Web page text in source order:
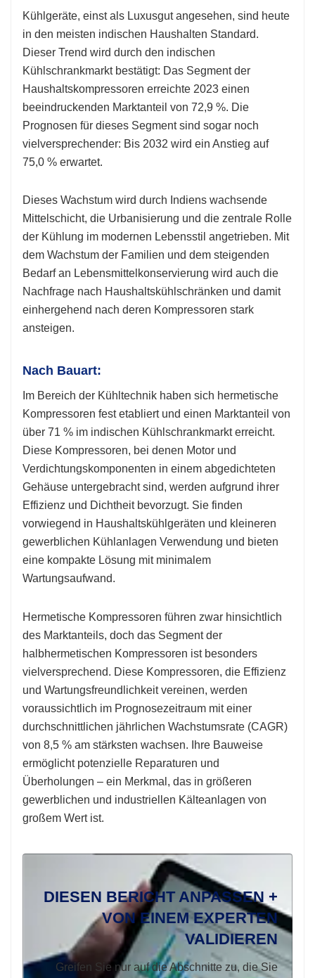
Kühlgeräte, einst als Luxusgut angesehen, sind heute
in den meisten indischen Haushalten Standard.
Dieser Trend wird durch den indischen
Kühlschrankmarkt bestätigt: Das Segment der
Haushaltskompressoren erreichte 2023 einen
beeindruckenden Marktanteil von 72,9 %. Die
Prognosen für dieses Segment sind sogar noch
vielversprechender: Bis 2032 wird ein Anstieg auf
75,0 % erwartet.
Dieses Wachstum wird durch Indiens wachsende
Mittelschicht, die Urbanisierung und die zentrale Rolle
der Kühlung im modernen Lebensstil angetrieben. Mit
dem Wachstum der Familien und dem steigenden
Bedarf an Lebensmittelkonservierung wird auch die
Nachfrage nach Haushaltskühlschränken und damit
einhergehend nach deren Kompressoren stark
ansteigen.
Nach Bauart:
Im Bereich der Kühltechnik haben sich hermetische
Kompressoren fest etabliert und einen Marktanteil von
über 71 % im indischen Kühlschrankmarkt erreicht.
Diese Kompressoren, bei denen Motor und
Verdichtungskomponenten in einem abgedichteten
Gehäuse untergebracht sind, werden aufgrund ihrer
Effizienz und Dichtheit bevorzugt. Sie finden
vorwiegend in Haushaltskühlgeräten und kleineren
gewerblichen Kühlanlagen Verwendung und bieten
eine kompakte Lösung mit minimalem
Wartungsaufwand.
Hermetische Kompressoren führen zwar hinsichtlich
des Marktanteils, doch das Segment der
halbhermetischen Kompressoren ist besonders
vielversprechend. Diese Kompressoren, die Effizienz
und Wartungsfreundlichkeit vereinen, werden
voraussichtlich im Prognosezeitraum mit einer
durchschnittlichen jährlichen Wachstumsrate (CAGR)
von 8,5 % am stärksten wachsen. Ihre Bauweise
ermöglicht potenzielle Reparaturen und
Überholungen – ein Merkmal, das in größeren
gewerblichen und industriellen Kälteanlagen von
großem Wert ist.
DIESEN BERICHT ANPASSEN +
VON EINEM EXPERTEN
VALIDIEREN
Greifen Sie nur auf die Abschnitte zu, die Sie